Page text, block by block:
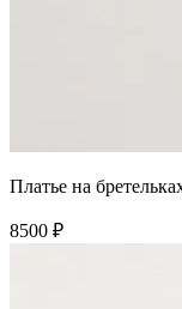
Платье на
8500 ₽